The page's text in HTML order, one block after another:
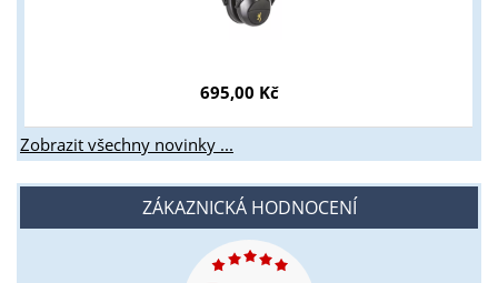
695,00 Kč
Zobrazit všechny novinky ...
ZÁKAZNICKÁ HODNOCENÍ